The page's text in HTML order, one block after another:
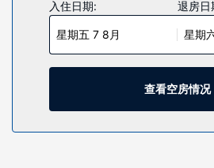
的浴缸和淋浴的私人浴室提供浸泡浴
设施包括电话，以及可存放笔记本电
免费 WiFi、礼宾服务和酒店内购物。
入住日期:
星期五 7 8月
退房日
星期
查看空房情况